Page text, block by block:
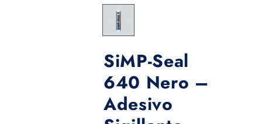
SiMP-Seal
640 Nero –
Adesivo